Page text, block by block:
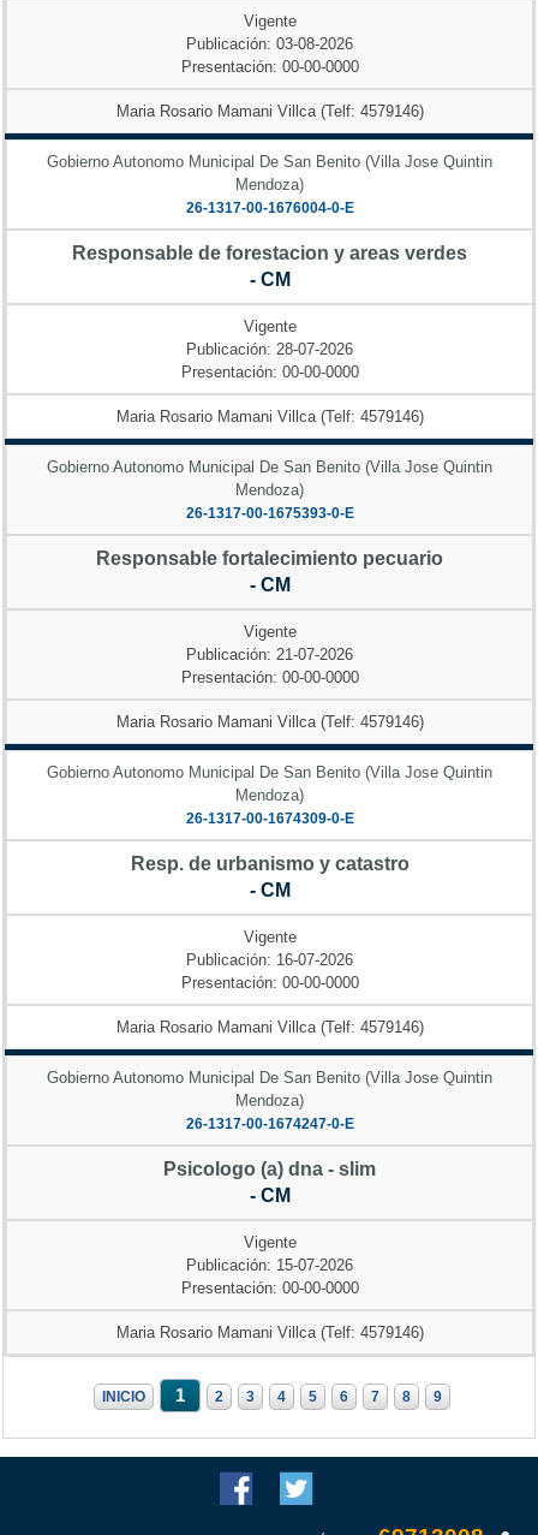
Vigente
Publicación: 03-08-2026
Presentación: 00-00-0000
Maria Rosario Mamani Villca (Telf: 4579146)
Gobierno Autonomo Municipal De San Benito (Villa Jose Quintin
Mendoza)
26-1317-00-1676004-0-E
Responsable de forestacion y areas verdes
- CM
Vigente
Publicación: 28-07-2026
Presentación: 00-00-0000
Maria Rosario Mamani Villca (Telf: 4579146)
Gobierno Autonomo Municipal De San Benito (Villa Jose Quintin
Mendoza)
26-1317-00-1675393-0-E
Responsable fortalecimiento pecuario
- CM
Vigente
Publicación: 21-07-2026
Presentación: 00-00-0000
Maria Rosario Mamani Villca (Telf: 4579146)
Gobierno Autonomo Municipal De San Benito (Villa Jose Quintin
Mendoza)
26-1317-00-1674309-0-E
Resp. de urbanismo y catastro
- CM
Vigente
Publicación: 16-07-2026
Presentación: 00-00-0000
Maria Rosario Mamani Villca (Telf: 4579146)
Gobierno Autonomo Municipal De San Benito (Villa Jose Quintin
Mendoza)
26-1317-00-1674247-0-E
Psicologo (a) dna - slim
- CM
Vigente
Publicación: 15-07-2026
Presentación: 00-00-0000
Maria Rosario Mamani Villca (Telf: 4579146)
INICIO 1 2 3 4 5 6 7 8 9